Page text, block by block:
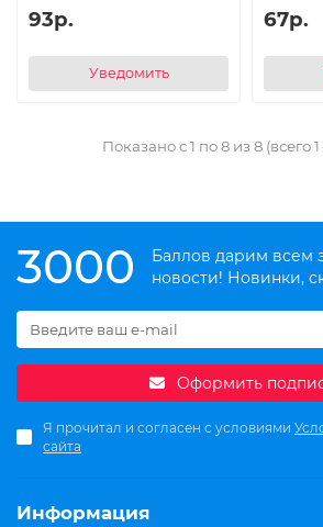
93р.
Уведомить
67р.
Показано с 1 по 8 из 8 (всего
3000
Баллов дарим всем
новости! Новинки,
Оформить
Я прочитал и согласен с условиями
сайта
Информация